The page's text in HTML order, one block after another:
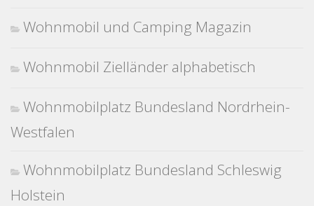
Wohnmobil und Camping Magazin
Wohnmobil Zielländer alphabetisch
Wohnmobilplatz Bundesland Nordrhein-
Westfalen
Wohnmobilplatz Bundesland Schleswig
Holstein